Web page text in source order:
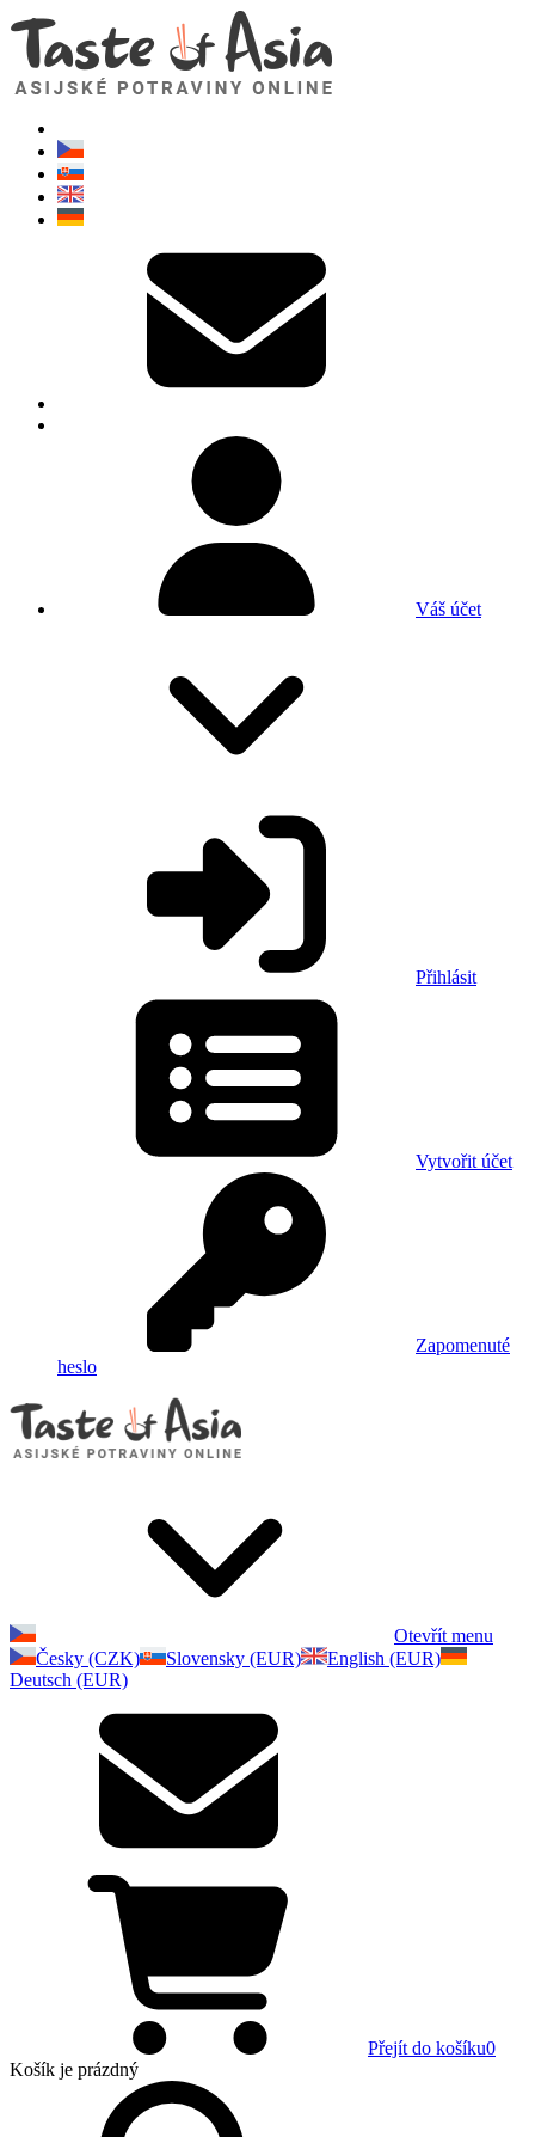
Váš účet
Přihlásit
Vytvořit účet
Zapomenuté
heslo
Otevřít menu
Česky (CZK)
Slovensky (EUR)
English (EUR)
Deutsch (EUR)
Přejít do košíku0
Košík je prázdný
TasteOfAsia.cz
Neváhejte se zeptat. Jsem tady pro vás!